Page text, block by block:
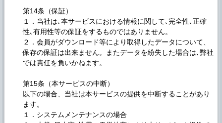
第14条（保証）
１．当社は､本サービスにおける情報に関して､完全性､正確
性､有用性等の保証をするものではありません。
２．会員がダウンロード等により取得したデータについて、
保存の保証は出来ません。またデータを紛失した場合は､弊社
では責任を負いかねます。
第15条（本サーピスの中断）
以下の場合、当社は本サービスの提供を中断することがあり
ます。
１．システムメンテナンスの場合